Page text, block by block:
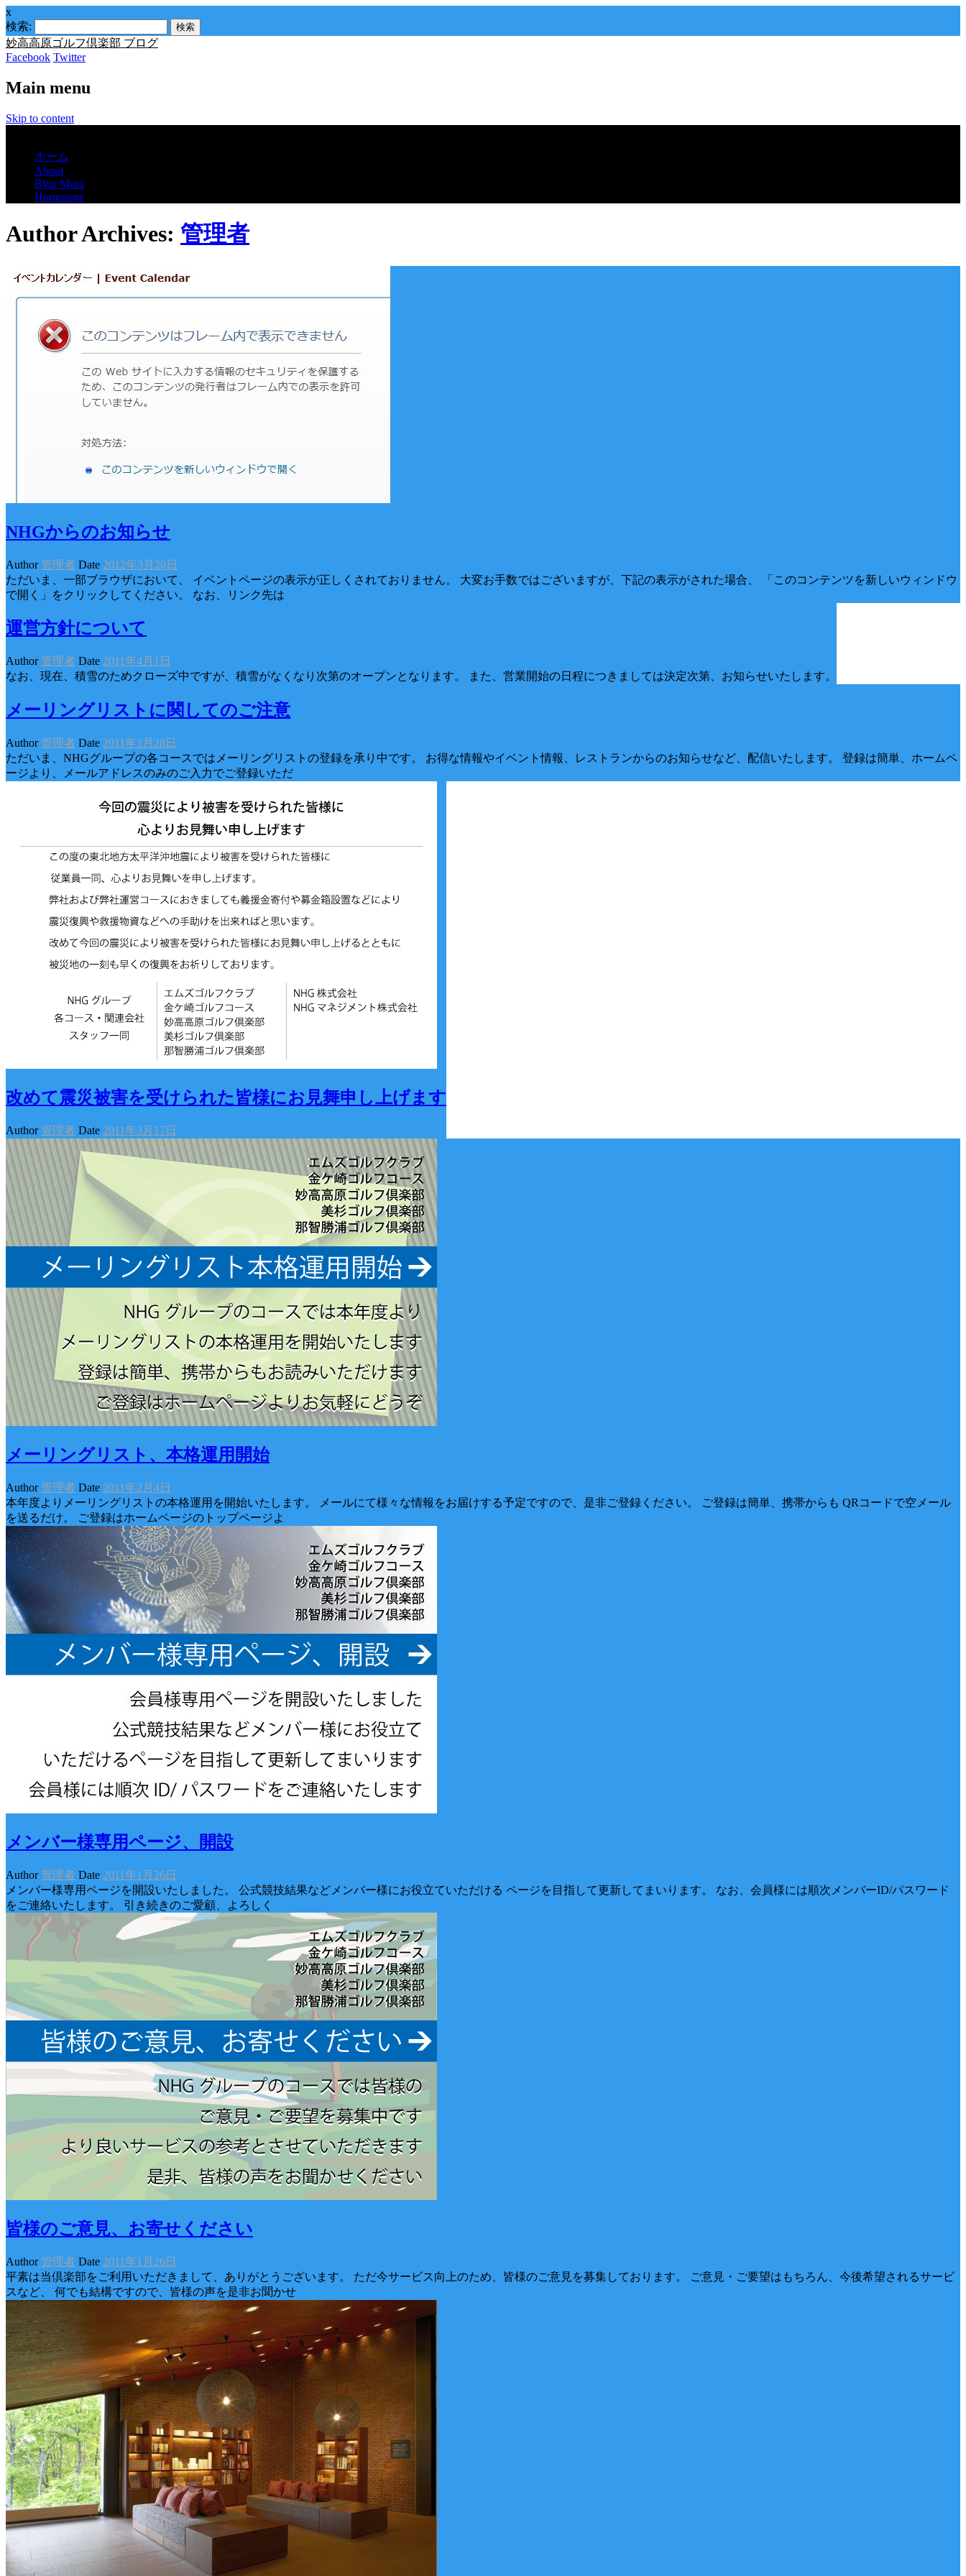
x
検索:
妙高高原ゴルフ倶楽部 ブログ
Facebook Twitter
Main menu
Skip to content
ホーム
About
Blog Mura
Homepage
Author Archives: 管理者
NHGからのお知らせ
Author 管理者 Date 2012年3月20日
ただいま、一部ブラウザにおいて、 イベントページの表示が正しくされておりません。 大変お手数ではございますが、下記の表示がされた場合、 「このコンテンツを新しいウィンドウ
で開く」をクリックしてください。 なお、リンク先は
運営方針について
Author 管理者 Date 2011年4月1日
なお、現在、積雪のためクローズ中ですが、積雪がなくなり次第のオープンとなります。 また、営業開始の日程につきましては決定次第、お知らせいたします。
メーリングリストに関してのご注意
Author 管理者 Date 2011年3月28日
ただいま、NHGグループの各コースではメーリングリストの登録を承り中です。 お得な情報やイベント情報、レストランからのお知らせなど、配信いたします。 登録は簡単、ホームペ
ージより、メールアドレスのみのご入力でご登録いただ
改めて震災被害を受けられた皆様にお見舞申し上げます
Author 管理者 Date 2011年3月17日
メーリングリスト、本格運用開始
Author 管理者 Date 2011年2月4日
本年度よりメーリングリストの本格運用を開始いたします。 メールにて様々な情報をお届けする予定ですので、是非ご登録ください。 ご登録は簡単、携帯からも QRコードで空メール
を送るだけ。 ご登録はホームページのトップページよ
メンバー様専用ページ、開設
Author 管理者 Date 2011年1月26日
メンバー様専用ページを開設いたしました。 公式競技結果などメンバー様にお役立ていただける ページを目指して更新してまいります。 なお、会員様には順次メンバーID/パスワード
をご連絡いたします。 引き続きのご愛顧、よろしく
皆様のご意見、お寄せください
Author 管理者 Date 2011年1月26日
平素は当倶楽部をご利用いただきまして、ありがとうございます。 ただ今サービス向上のため、皆様のご意見を募集しております。 ご意見・ご要望はもちろん、今後希望されるサービ
スなど、 何でも結構ですので、皆様の声を是非お聞かせ